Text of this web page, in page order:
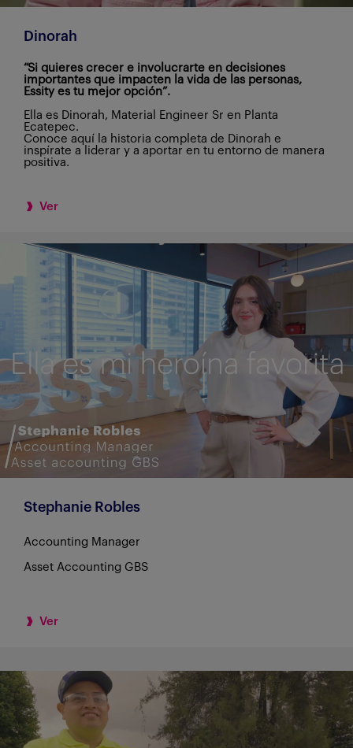
Dinorah
“Si quieres crecer e involucrarte en decisiones
importantes que impacten la vida de las personas,
Essity es tu mejor opción”.
Ella es Dinorah, Material Engineer Sr en Planta
Ecatepec.
Conoce aquí la historia completa de Dinorah e
inspírate a liderar y a aportar en tu entorno de manera
positiva.
Ver
Stephanie Robles
Accounting Manager
Asset Accounting GBS
Ver